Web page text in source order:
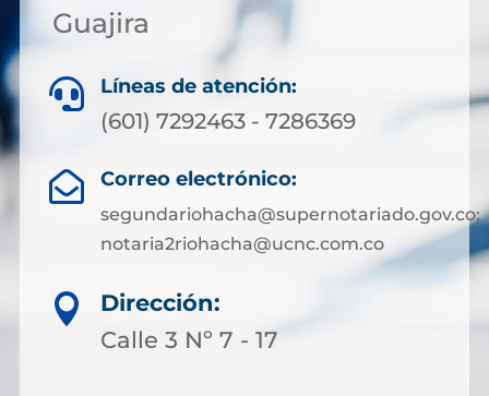
Guajira
 Líneas de atención:
(601) 7292463 - 7286369
 Correo electrónico:
segundariohacha@supernotariado.gov.co;
notaria2riohacha@ucnc.com.co

Dirección:
Calle 3 Nº 7 - 17